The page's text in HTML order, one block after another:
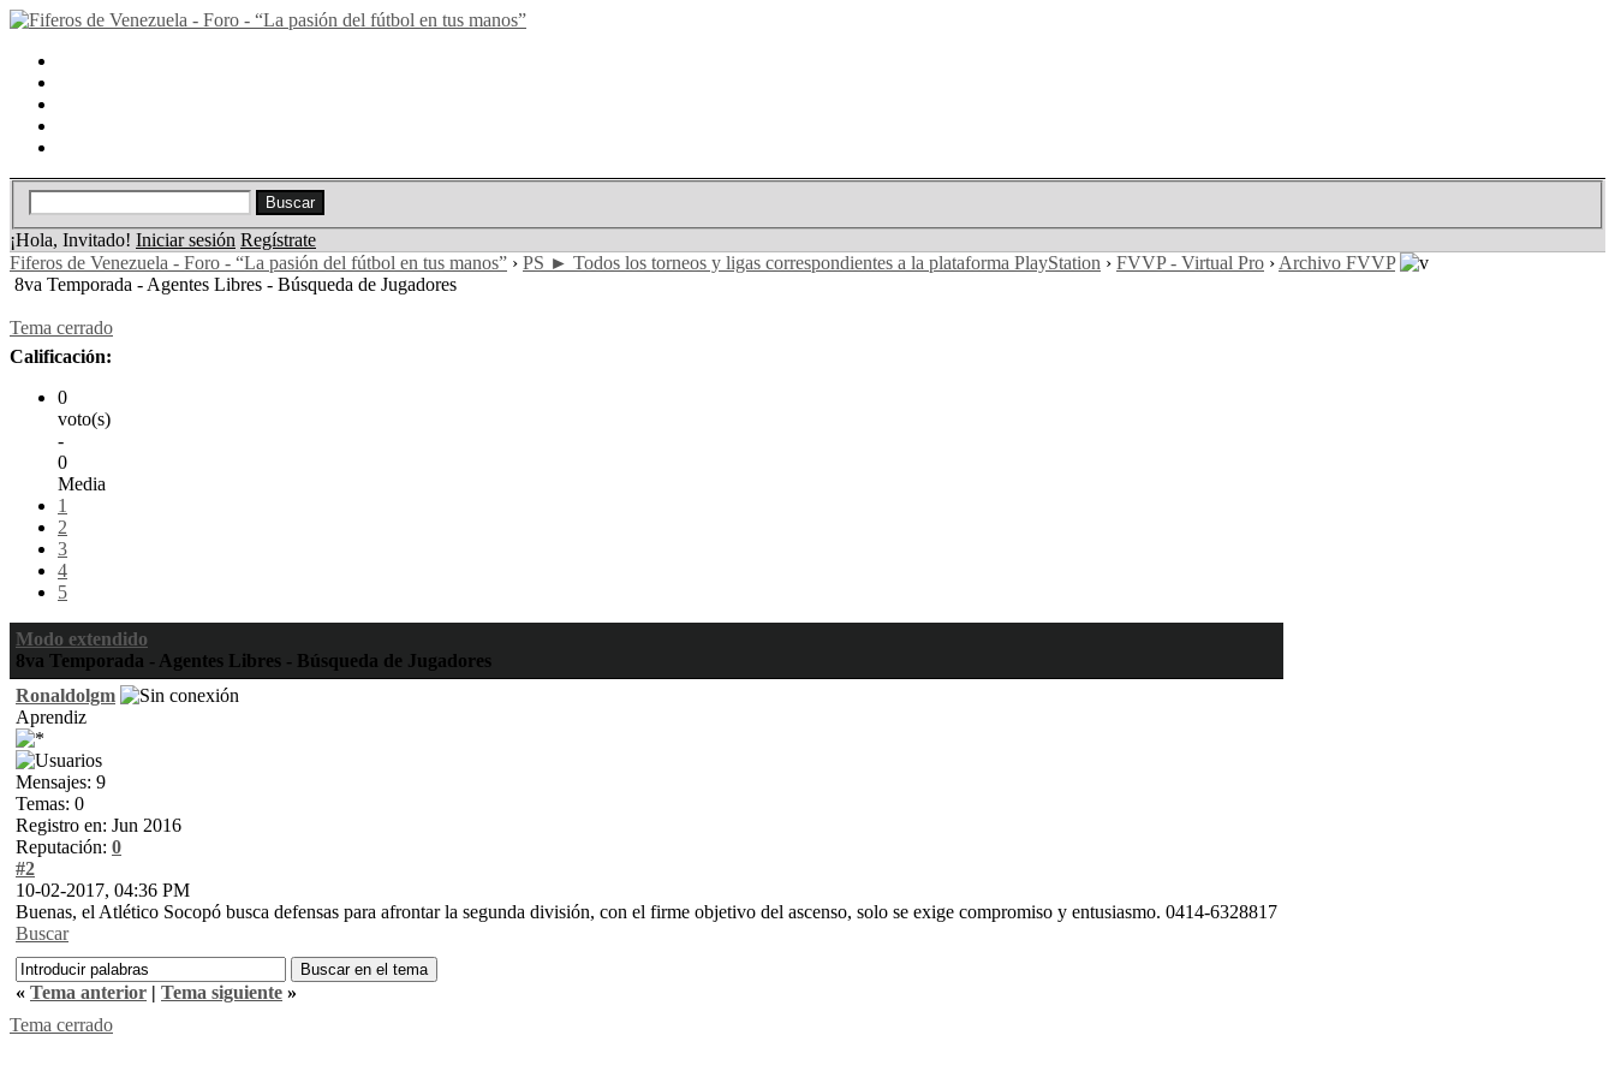
¡Hola, Invitado! Iniciar sesión Regístrate
Fiferos de Venezuela - Foro - “La pasión del fútbol en tus manos” › PS ► Todos los torneos y ligas correspondientes a la plataforma PlayStation › FVVP - Virtual Pro › Archivo FVVP
8va Temporada - Agentes Libres - Búsqueda de Jugadores
Tema cerrado
Calificación:
0
voto(s)
-
0
Media
1
2
3
4
5
Modo extendido
8va Temporada - Agentes Libres - Búsqueda de Jugadores
Ronaldolgm
Aprendiz
Mensajes: 9
Temas: 0
Registro en: Jun 2016
Reputación: 0
#2
10-02-2017, 04:36 PM
Buenas, el Atlético Socopó busca defensas para afrontar la segunda división, con el firme objetivo del ascenso, solo se exige compromiso y entusiasmo. 0414-6328817
Buscar
« Tema anterior | Tema siguiente »
Tema cerrado